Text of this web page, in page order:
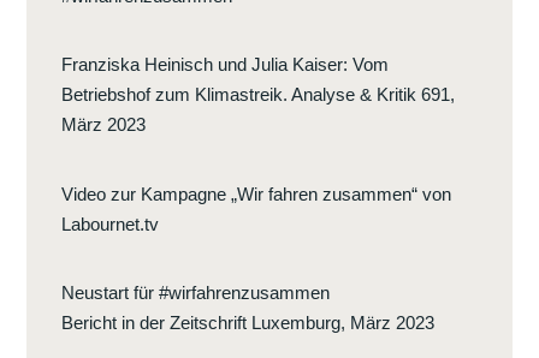
Franziska Heinisch und Julia Kaiser:Vom
Betriebshof zum Klimastreik. Analyse & Kritik 691,
März 2023
Video zur Kampagne „Wir fahren zusammen“ von
Labournet.tv
Neustart für #wirfahrenzusammen
Bericht in der Zeitschrift Luxemburg, März 2023